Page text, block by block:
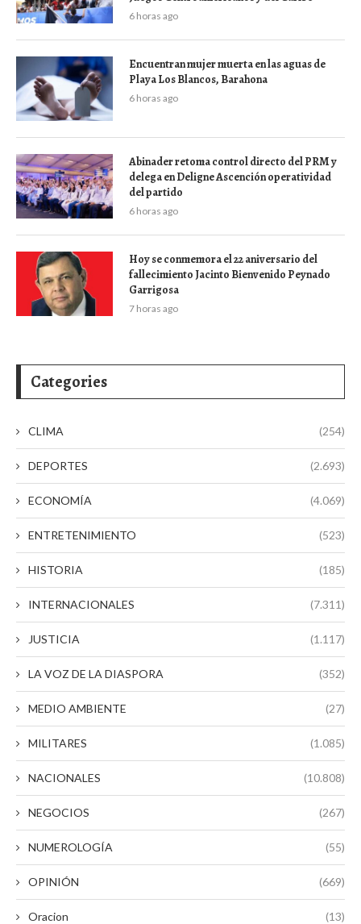
6 horas ago
Encuentran mujer muerta en las aguas de
Playa Los Blancos, Barahona
6 horas ago
Abinader retoma control directo del PRM y
delega en Deligne Ascención operatividad
del partido
6 horas ago
Hoy se conmemora el 22 aniversario del
fallecimiento Jacinto Bienvenido Peynado
Garrigosa
7 horas ago
Categories
CLIMA (254)
DEPORTES (2.693)
ECONOMÍA (4.069)
ENTRETENIMIENTO (523)
HISTORIA (185)
INTERNACIONALES (7.311)
JUSTICIA (1.117)
LA VOZ DE LA DIASPORA (352)
MEDIO AMBIENTE (27)
MILITARES (1.085)
NACIONALES (10.808)
NEGOCIOS (267)
NUMEROLOGÍA (55)
OPINIÓN (669)
Oracion (13)